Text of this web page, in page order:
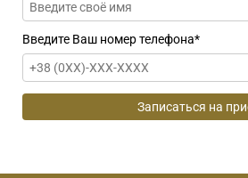
Введите Ваш номер телефона*